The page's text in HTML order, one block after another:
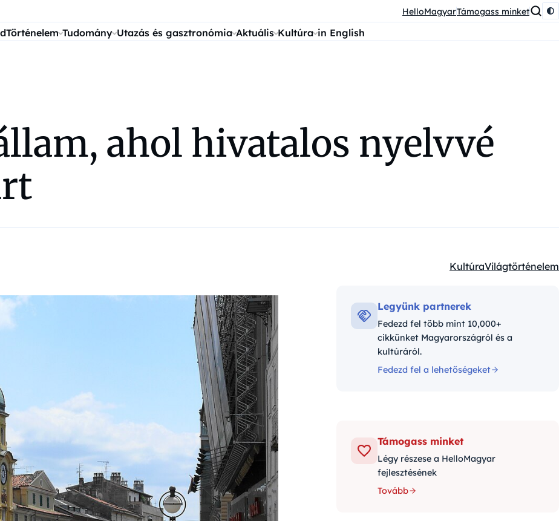
HelloMagyarTámogass minket
Történelem Tudomány Utazás és gasztronómia Aktuális Kultúra in English
ahol hivatalos nyelvvé
Kategóriák:
KultúraVilágtörténelem
Legyünk partnerek
Fedezd fel több mint 10,000+
cikkünket Magyarországról és a
kultúráról.
Fedezd fel a lehetőségeket
Támogass minket
Légy részese a HelloMagyar
fejlesztésének
Tovább